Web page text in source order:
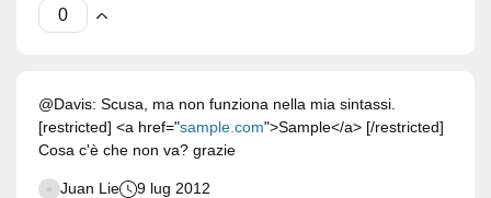
@Davis: Scusa, ma non funziona nella mia sintassi.
[restricted] <a href="sample.com">Sample</a> [/restricted]
Cosa c'è che non va? grazie
Juan Lie 9 lug 2012